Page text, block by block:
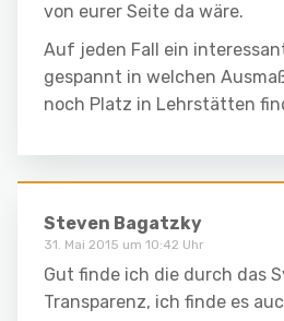
von eurer Seite da wäre.
Auf jeden Fall ein
gespannt in welchen
noch Platz in Lehrstätten
Steven Bagatzky
31. Mai 2015 um 10:42 Uhr
Gut finde ich die durch das
Transparenz, ich finde es